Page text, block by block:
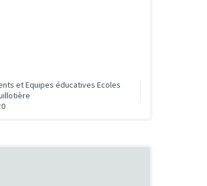
et Equipes éducatives Ecoles
0